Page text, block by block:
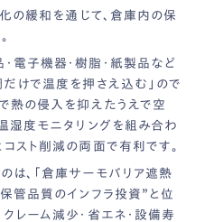
の緩和を通じて、倉庫内の保
電子機器・樹脂・紙製品など
だけで温度を押さえ込む」ので
で熱の侵入を抑えたうえで空
湿度モニタリングを組み合わ
スト削減の両面で有利です。
は、「倉庫サーモバリア遮熱
管品質のインフラ投資”と位
レーム減少・省エネ・設備寿